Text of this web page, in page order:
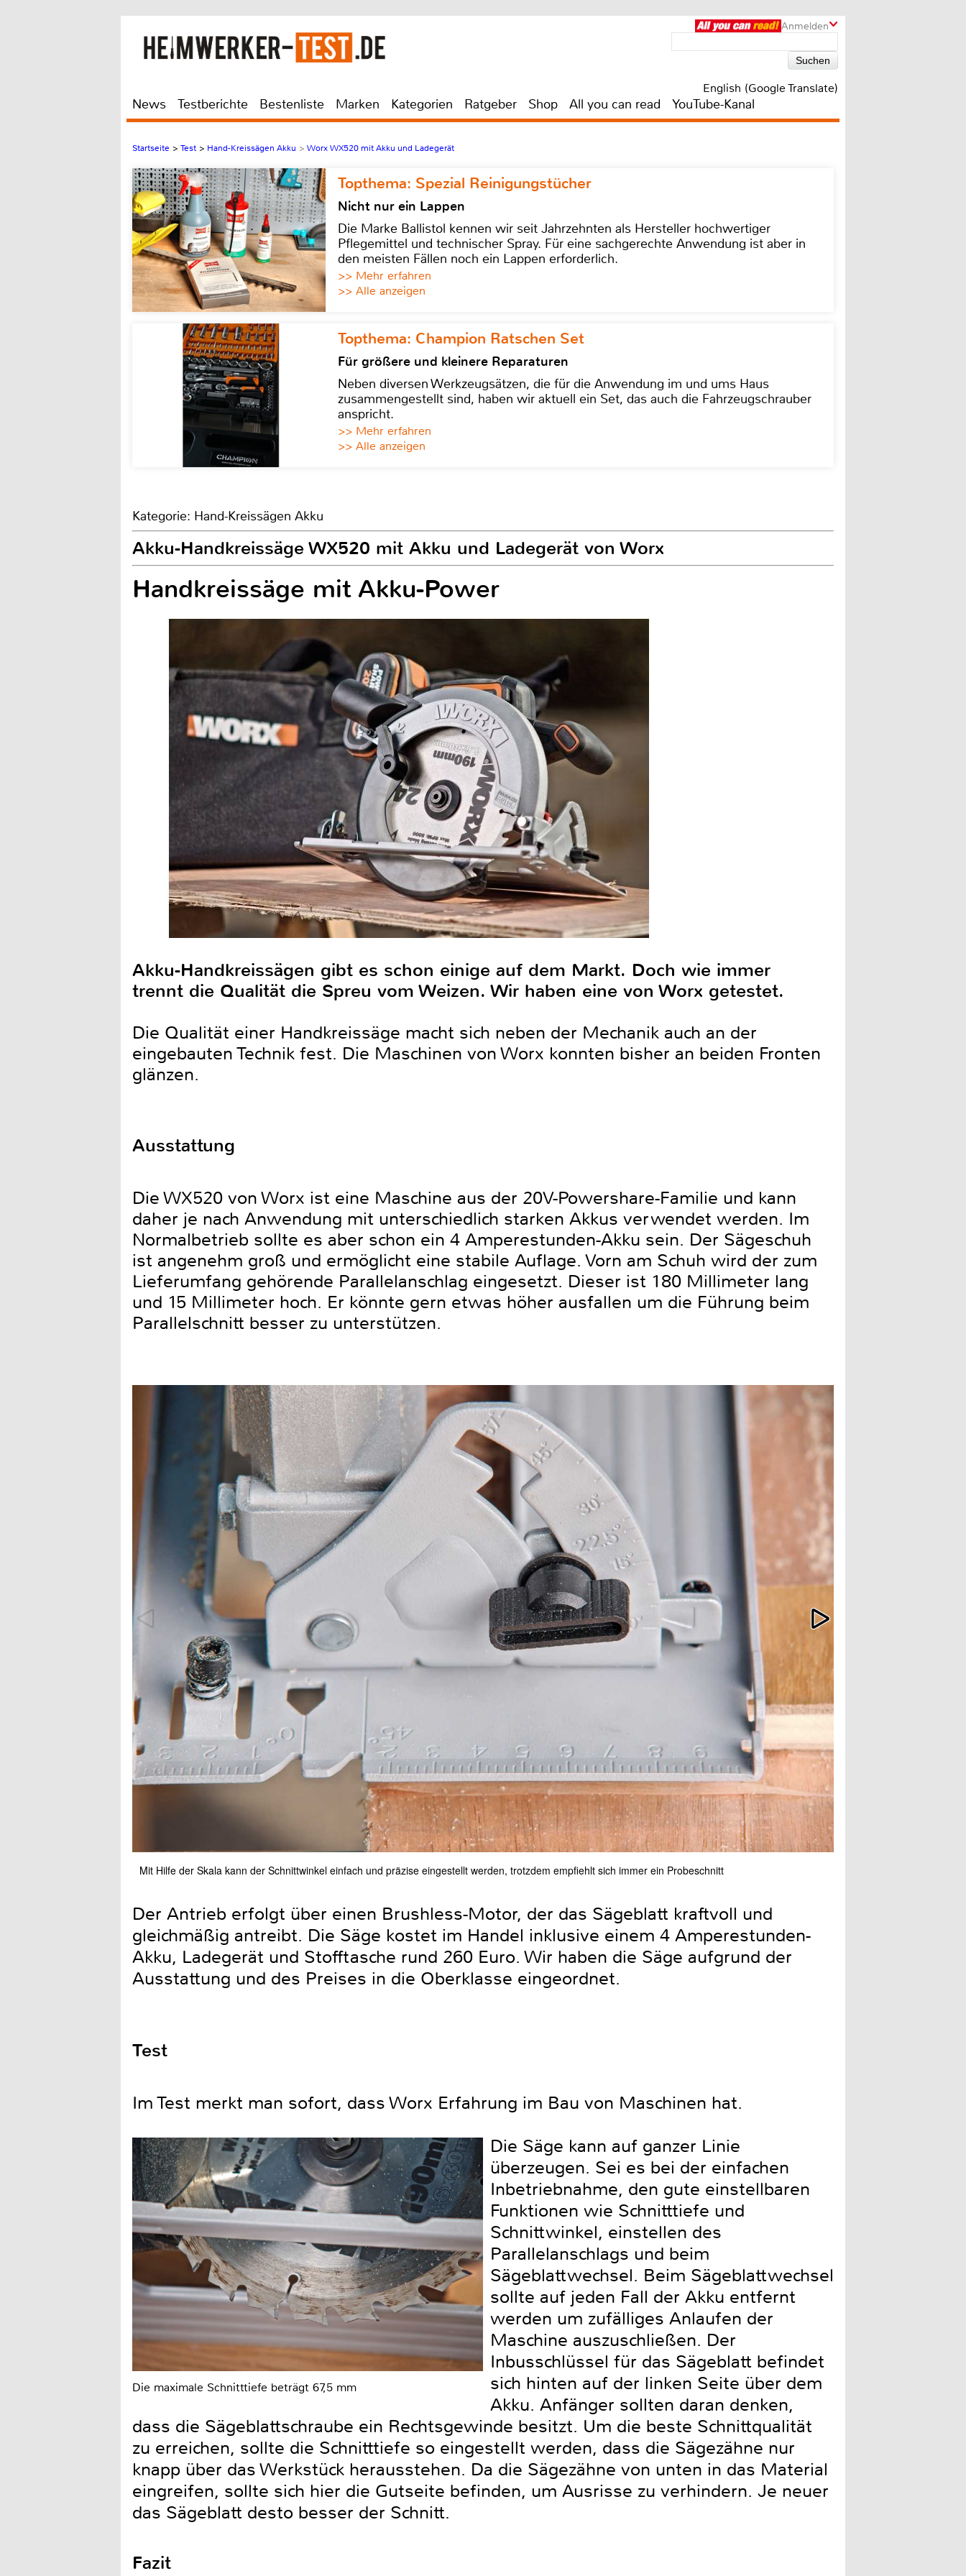
Anmelden
English (Google Translate)
News Testberichte Bestenliste Marken Kategorien Ratgeber Shop All you can read YouTube-Kanal
Startseite > Test > Hand-Kreissägen Akku > Worx WX520 mit Akku und Ladegerät
Topthema: Spezial Reinigungstücher
Nicht nur ein Lappen
Die Marke Ballistol kennen wir seit Jahrzehnten als Hersteller hochwertiger
Pflegemittel und technischer Spray. Für eine sachgerechte Anwendung ist aber in
den meisten Fällen noch ein Lappen erforderlich.
>> Mehr erfahren
>> Alle anzeigen
Topthema: Champion Ratschen Set
Für größere und kleinere Reparaturen
Neben diversen Werkzeugsätzen, die für die Anwendung im und ums Haus
zusammengestellt sind, haben wir aktuell ein Set, das auch die Fahrzeugschrauber
anspricht.
>> Mehr erfahren
>> Alle anzeigen
Kategorie: Hand-Kreissägen Akku
Akku-Handkreissäge WX520 mit Akku und Ladegerät von Worx
Handkreissäge mit Akku-Power
Akku-Handkreissägen gibt es schon einige auf dem Markt. Doch wie immer
trennt die Qualität die Spreu vom Weizen. Wir haben eine von Worx getestet.
Die Qualität einer Handkreissäge macht sich neben der Mechanik auch an der
eingebauten Technik fest. Die Maschinen von Worx konnten bisher an beiden Fronten
glänzen.
Ausstattung
Die WX520 von Worx ist eine Maschine aus der 20V-Powershare-Familie und kann
daher je nach Anwendung mit unterschiedlich starken Akkus verwendet werden. Im
Normalbetrieb sollte es aber schon ein 4 Amperestunden-Akku sein. Der Sägeschuh
ist angenehm groß und ermöglicht eine stabile Auflage. Vorn am Schuh wird der zum
Lieferumfang gehörende Parallelanschlag eingesetzt. Dieser ist 180 Millimeter lang
und 15 Millimeter hoch. Er könnte gern etwas höher ausfallen um die Führung beim
Parallelschnitt besser zu unterstützen.
Mit Hilfe der Skala kann der Schnittwinkel einfach und präzise eingestellt werden, trotzdem empfiehlt sich immer ein Probeschnitt
Der Antrieb erfolgt über einen Brushless-Motor, der das Sägeblatt kraftvoll und
gleichmäßig antreibt. Die Säge kostet im Handel inklusive einem 4 Amperestunden-
Akku, Ladegerät und Stofftasche rund 260 Euro. Wir haben die Säge aufgrund der
Ausstattung und des Preises in die Oberklasse eingeordnet.
Test
Im Test merkt man sofort, dass Worx Erfahrung im Bau von Maschinen hat.
Die maximale Schnitttiefe beträgt 67,5 mm
Die Säge kann auf ganzer Linie
überzeugen. Sei es bei der einfachen
Inbetriebnahme, den gute einstellbaren
Funktionen wie Schnitttiefe und
Schnittwinkel, einstellen des
Parallelanschlags und beim
Sägeblattwechsel. Beim Sägeblattwechsel
sollte auf jeden Fall der Akku entfernt
werden um zufälliges Anlaufen der
Maschine auszuschließen. Der
Inbusschlüssel für das Sägeblatt befindet
sich hinten auf der linken Seite über dem
Akku. Anfänger sollten daran denken,
dass die Sägeblattschraube ein Rechtsgewinde besitzt. Um die beste Schnittqualität
zu erreichen, sollte die Schnitttiefe so eingestellt werden, dass die Sägezähne nur
knapp über das Werkstück herausstehen. Da die Sägezähne von unten in das Material
eingreifen, sollte sich hier die Gutseite befinden, um Ausrisse zu verhindern. Je neuer
das Sägeblatt desto besser der Schnitt.
Fazit